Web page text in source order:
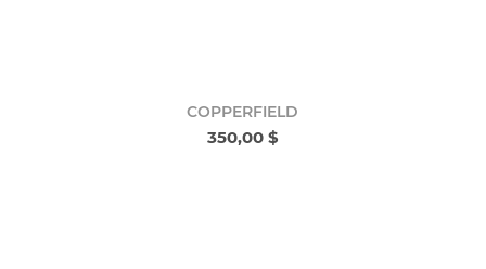
COPPERFIELD
350,00 $